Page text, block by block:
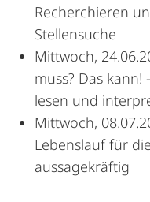
Recherchieren
Stellensuche
Mittwoch,
muss? Das
lesen und
Mittwoch,
Lebenslauf für
aussagekräftig